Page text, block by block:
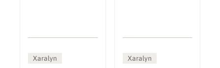
Xaralyn Xaralyn